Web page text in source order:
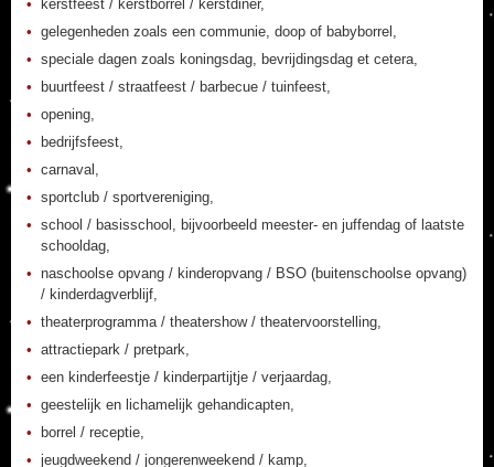
kerstfeest / kerstborrel / kerstdiner,
gelegenheden zoals een communie, doop of babyborrel,
speciale dagen zoals koningsdag, bevrijdingsdag et cetera,
buurtfeest / straatfeest / barbecue / tuinfeest,
opening,
bedrijfsfeest,
carnaval,
sportclub / sportvereniging,
school / basisschool, bijvoorbeeld meester- en juffendag of laatste
schooldag,
naschoolse opvang / kinderopvang / BSO (buitenschoolse opvang)
/ kinderdagverblijf,
theaterprogramma / theatershow / theatervoorstelling,
attractiepark / pretpark,
een kinderfeestje / kinderpartijtje / verjaardag,
geestelijk en lichamelijk gehandicapten,
borrel / receptie,
jeugdweekend / jongerenweekend / kamp,